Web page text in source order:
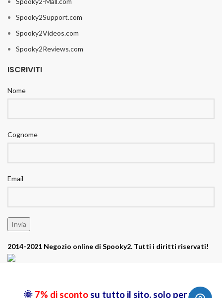
Spooky2Support.com
Spooky2Videos.com
Spooky2Reviews.com
ISCRIVITI
Nome
Cognome
Email
2014-2021 Negozio online di Spooky2. Tutti i diritti riservati!
🌞 7% di scontosu tutto il sito, solo per un